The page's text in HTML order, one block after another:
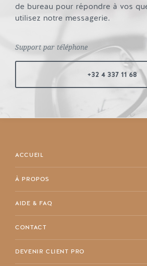
de bureau pour répondre à vos
utilisez notre messagerie.
Support par téléphone
+32 4 337 11 68
ACCUEIL
À PROPOS
AIDE & FAQ
CONTACT
DEVENIR CLIENT PRO
info@maisondespriet.com